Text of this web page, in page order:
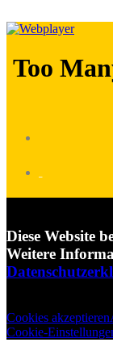
Diese Website
Weitere
Cookies akzeptieren
Cookie-